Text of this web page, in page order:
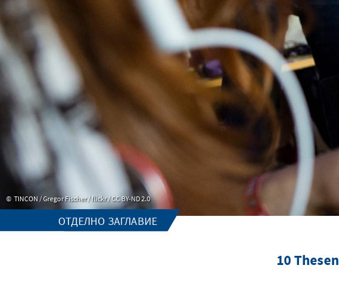
TINCON / Gregor Fischer / flickr / CC BY-ND 2.0
ОТДЕЛНО ЗАГЛАВИЕ
10